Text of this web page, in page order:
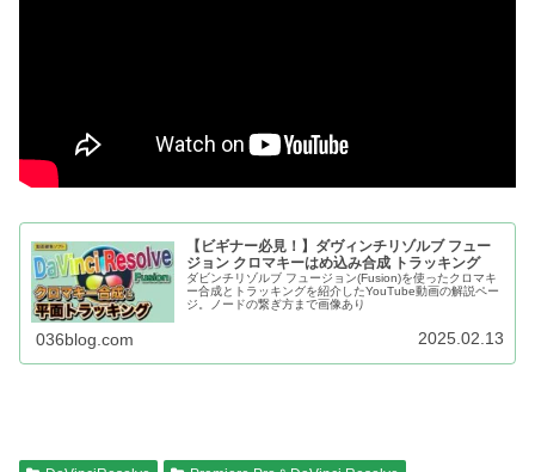
【ビギナー必見！】ダヴィンチリゾルブ フュー
ジョン クロマキーはめ込み合成 トラッキング
ダビンチリゾルブ フュージョン(Fusion)を使ったクロマキ
ー合成とトラッキングを紹介したYouTube動画の解説ペー
ジ。ノードの繋ぎ方まで画像あり
036blog.com 2025.02.13